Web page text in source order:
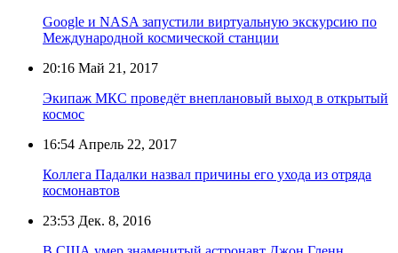
Google и NASA запустили виртуальную экскурсию по
Международной космической станции
20:16 Май 21, 2017
Экипаж МКС проведёт внеплановый выход в открытый
космос
16:54 Апрель 22, 2017
Коллега Падалки назвал причины его ухода из отряда
космонавтов
23:53 Дек. 8, 2016